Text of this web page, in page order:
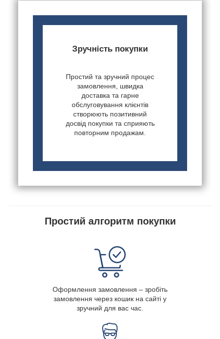
Зручність покупки
Простий та зручний процес
замовлення, швидка
доставка та гарне
обслуговування клієнтів
створюють позитивний
досвід покупки та сприяють
повторним продажам.
Простий алгоритм покупки
Оформлення замовлення – зробіть
замовлення через кошик на сайті у
зручний для вас час.